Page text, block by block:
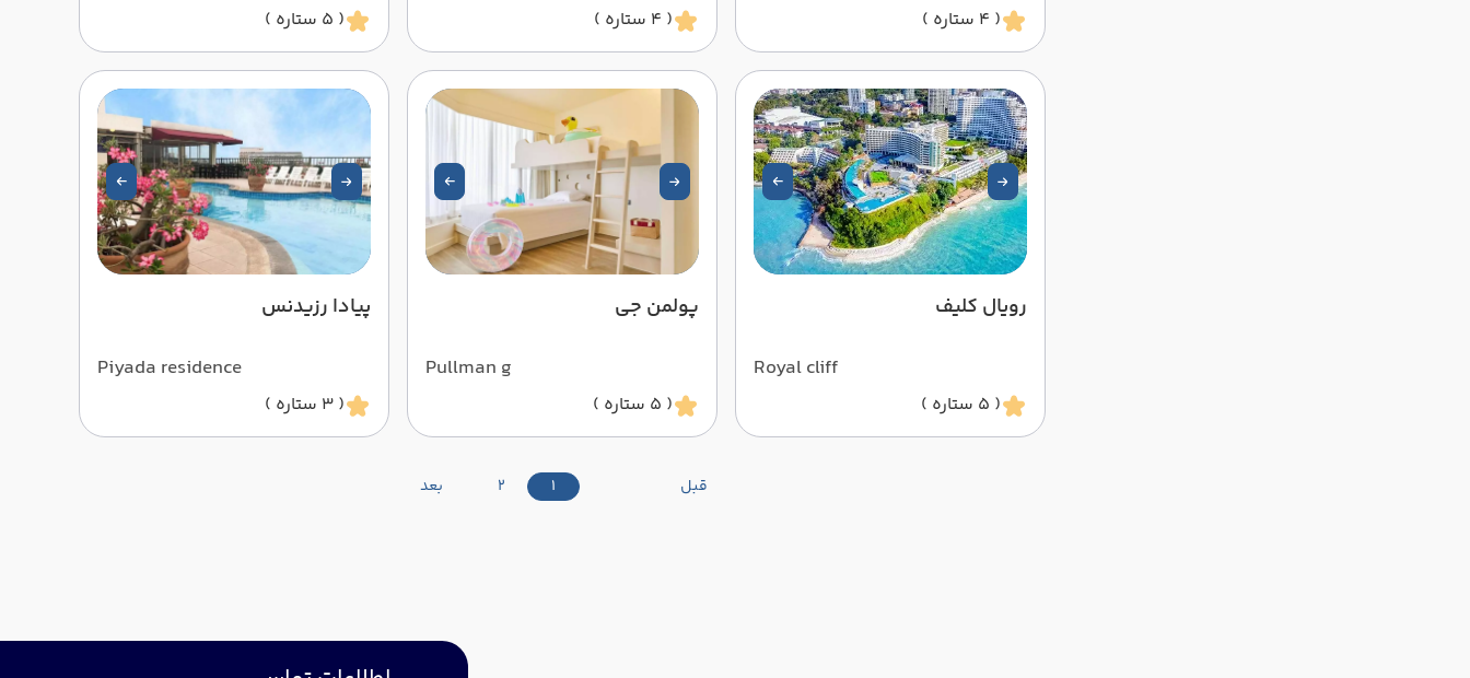
( 4 ستاره ) ( 4 ستاره ) ( 5 ستاره )
رویال کلیف
Royal cliff
( 5 ستاره )
پولمن جی
Pullman g
( 5 ستاره )
پیادا رزیدنس
Piyada residence
( 3 ستاره )
قبل 1
2 بعد